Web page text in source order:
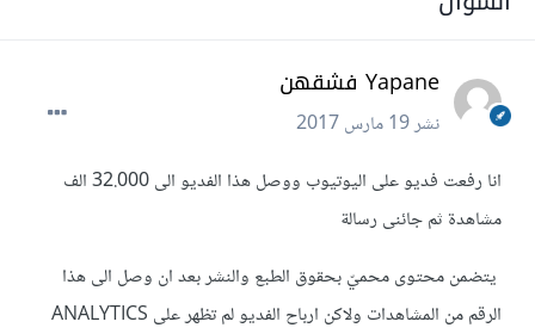
Yapane فشقهن
نشر19 مارس 2017
انا رفعت فديو على اليوتيوب ووصل هذا الفديو الى 32.000 الف
مشاهدة ثم جائنى رسالة
يتضمن محتوى محميّ بحقوق الطبع والنشر بعد ان وصل الى هذا
الرقم من المشاهدات ولاكن ارباح الفديو لم تظهر على ANALYTICS